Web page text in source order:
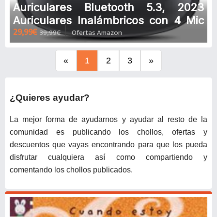
Auriculares Bluetooth 5.3, 2023
Auriculares Inalámbricos con 4 Mic
Cancelación de Ruido Llamadas en
HD, In Ear Cascos Inalambricos HiFi
Estéreo, IP7 Impermeable Control
Táctil 25H Audifonos Deportivos
29,99€ 39,99€ Ofertas Amazon
« 1 2 3 »
¿Quieres ayudar?
La mejor forma de ayudarnos y ayudar al resto de la
comunidad es publicando los chollos, ofertas y
descuentos que vayas encontrando para que los pueda
disfrutar cualquiera así como compartiendo y
comentando los chollos publicados.